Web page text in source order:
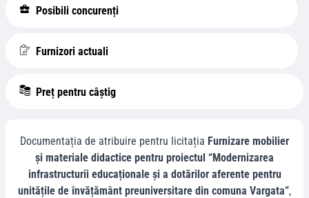
Posibili concurenți
Furnizori actuali
Preț pentru câștig
Documentația de atribuire pentru licitația Furnizare mobilier
și materiale didactice pentru proiectul “Modernizarea
infrastructurii educaționale și a dotărilor aferente pentru
unitățile de învățământ preuniversitare din comuna Vargata”,